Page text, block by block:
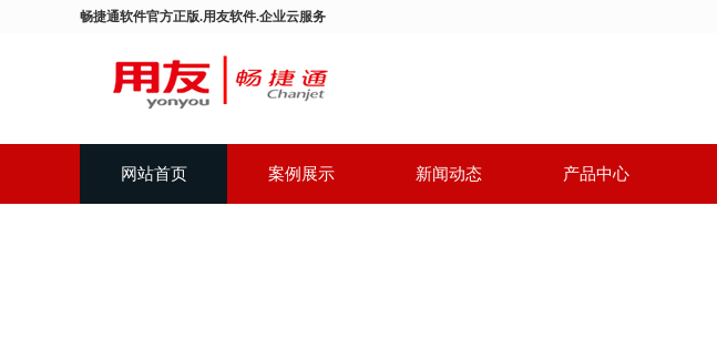
畅捷通软件官方正版.用友软件.企业云服务
网站首页 案例展示 新闻动态 产品中心